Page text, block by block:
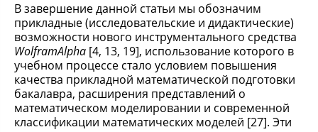
В завершение данной статьи мы обозначим
прикладные (исследовательские и дидактические)
возможности нового инструментального средства
WolframAlpha [4, 13, 19], использование которого в
учебном процессе стало условием повышения
качества прикладной математической подготовки
бакалавра, расширения представлений о
математическом моделировании и современной
классификации математических моделей [27]. Эти